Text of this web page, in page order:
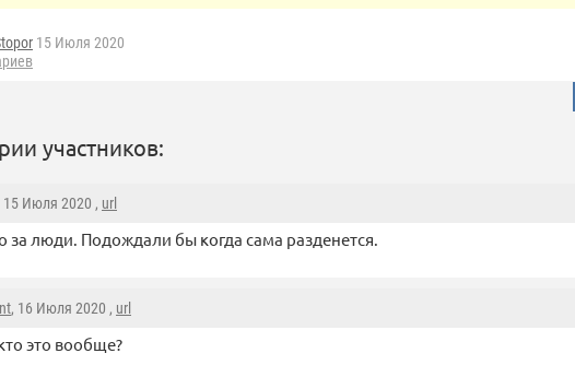
15 Июля 2020
участников:
15 Июля 2020 , url
за люди. Подождали бы когда сама разденется.
, 16 Июля 2020 , url
это вообще?